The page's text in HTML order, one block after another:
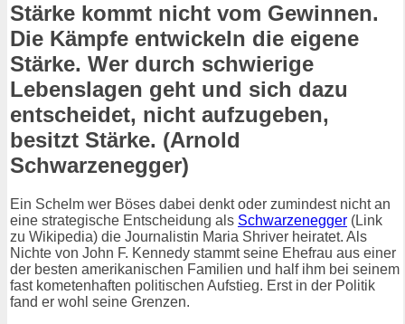
Stärke kommt nicht vom Gewinnen.
Die Kämpfe entwickeln die eigene
Stärke. Wer durch schwierige
Lebenslagen geht und sich dazu
entscheidet, nicht aufzugeben,
besitzt Stärke. (Arnold
Schwarzenegger)
Ein Schelm wer Böses dabei denkt oder zumindest nicht an
eine strategische Entscheidung als Schwarzenegger (Link
zu Wikipedia) die Journalistin Maria Shriver heiratet. Als
Nichte von John F. Kennedy stammt seine Ehefrau aus einer
der besten amerikanischen Familien und half ihm bei seinem
fast kometenhaften politischen Aufstieg. Erst in der Politik
fand er wohl seine Grenzen.